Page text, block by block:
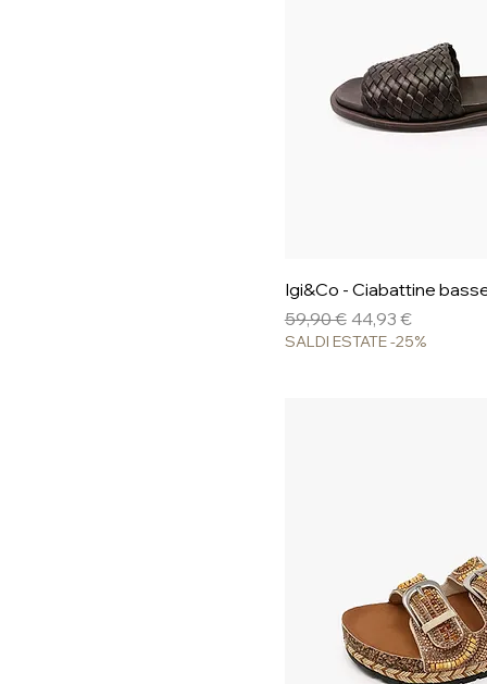
Vista
Igi&Co - Ciabattine
Prezzo regolare
59,90 € Prezzo scontato
44,93 €
SALDI ESTATE -25%